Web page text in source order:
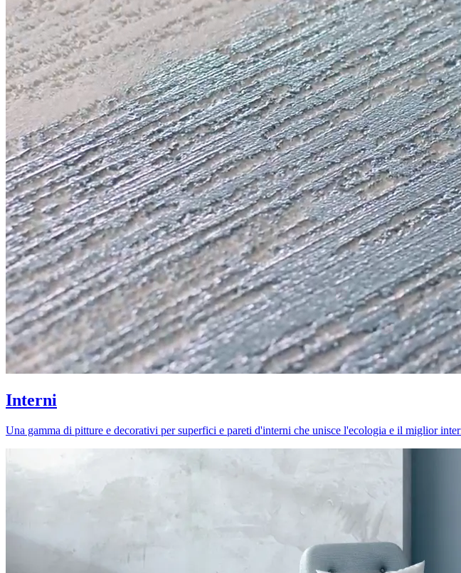
Interni
Una gamma di pitture e decorativi per superfici e pareti d'interni che unisce l'ecologia e il miglior